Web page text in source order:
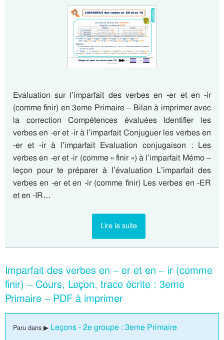
Evaluation sur l’imparfait des verbes en -er et en -ir
(comme finir) en 3eme Primaire – Bilan à imprimer avec
la correction Compétences évaluées Identifier les
verbes en -er et -ir à l’imparfait Conjuguer les verbes en
-er et -ir à l’imparfait Evaluation conjugaison : Les
verbes en -er et -ir (comme « finir ») à l’imparfait Mémo –
leçon pour te préparer à l’évaluation L’imparfait des
verbes en -er et en -ir (comme finir) Les verbes en -ER
et en -IR…
Lire la suite
Imparfait des verbes en – er et en – ir (comme
finir) – Cours, Leçon, trace écrite : 3eme
Primaire – PDF à imprimer
Paru dans ▶ Leçons - 2e groupe : 3eme Primaire